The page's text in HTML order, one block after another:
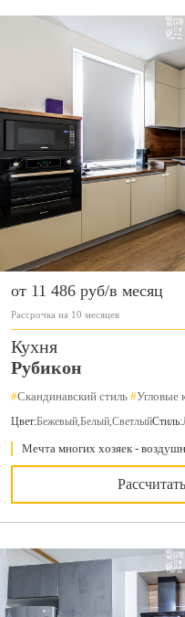
от 11 486 руб/в месяц
Рассрочка на 10 месяцев
Кухня
Рубикон
#Скандинавский стиль #Угловые
Цвет:Бежевый, Белый, СветлыйСтиль:
Мечта многих хозяек -